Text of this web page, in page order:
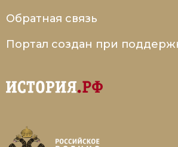
Обратная связь
Портал создан при